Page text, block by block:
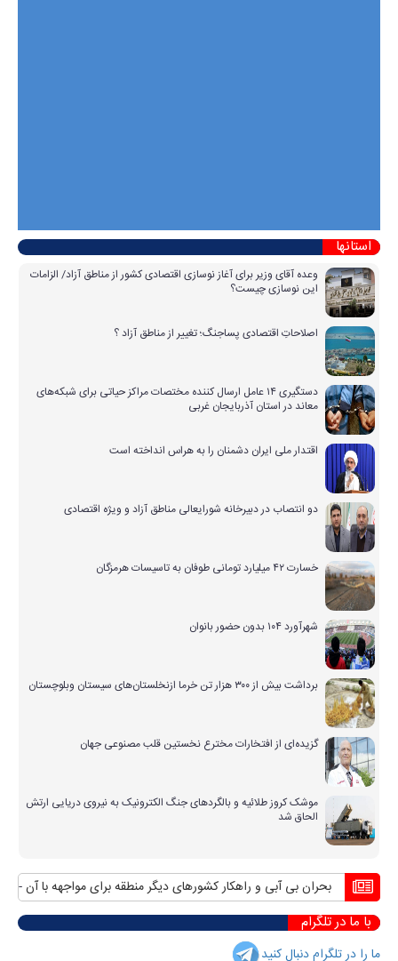
استانها
وعده آقای وزیر برای آغاز نوسازی اقتصادی کشور از مناطق آزاد/ الزامات
این نوسازی چیست؟
اصلاحاتِ اقتصادی پساجنگ؛ تغییر از مناطق آزاد ؟
دستگیری ۱۴ عامل ارسال کننده مختصات مراکز حیاتی برای شبکه‌های
معاند در استان آذربایجان غربی
اقتدار ملی ایران دشمنان را به هراس انداخته است
دو انتصاب در دبیرخانه شورایعالی مناطق آزاد و ویژه اقتصادی
خسارت ۴۲ میلیارد تومانی طوفان به تاسیسات هرمزگان
شهرآورد ۱۰۴ بدون حضور بانوان
برداشت بیش از ۳۰۰ هزار تن خرما ازنخلستان‌های سیستان وبلوچستان
گزیده‌ای از افتخارات مخترع نخستین قلب مصنوعی جهان
موشک کروز طلائیه و بالگردهای جنگ الکترونیک به نیروی دریایی ارتش
الحاق شد
بحران بی آبی و راهکار کشورهای دیگر منطقه برای مواجهه با آن منافع
با ما در تلگرام
ما را در تلگرام دنبال کنید